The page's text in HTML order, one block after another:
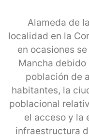
Alameda de
localidad en la
en ocasiones
Mancha debido
población de
habitantes, la
poblacional
el acceso y la
infraestructura